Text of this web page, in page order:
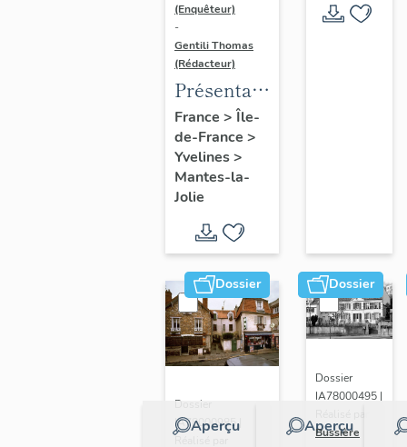
(Enquêteur)
-
Gentili Thomas
(Rédacteur)
Présentation
de l'étude
France > Île-
de-France >
Yvelines>
Mantes-la-
Jolie
Dossier
Aperçu
Dossier
IA78000985 |
Dossier
Aperçu
Dossier
IA78000495 |
Bussière